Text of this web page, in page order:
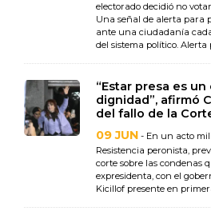
electorado decidió no
Una señal de alerta para
ante una ciudadanía
del sistema político. Alerta
“Estar presa es
dignidad”, afirmó
del fallo de la
09 JUN - En un acto
Resistencia peronista,
corte sobre las condenas
expresidenta, con el
Kicillof presente en